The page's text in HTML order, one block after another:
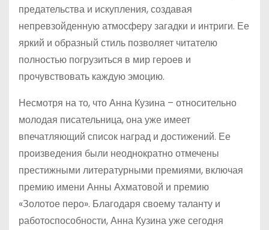
предательства и искупления, создавая
непревзойденную атмосферу загадки и интриги. Ее
яркий и образный стиль позволяет читателю
полностью погрузиться в мир героев и
прочувствовать каждую эмоцию.
Несмотря на то, что Анна Кузина – относительно
молодая писательница, она уже имеет
впечатляющий список наград и достижений. Ее
произведения были неоднократно отмечены
престижными литературными премиями, включая
премию имени Анны Ахматовой и премию
«Золотое перо». Благодаря своему таланту и
работоспособности, Анна Кузина уже сегодня